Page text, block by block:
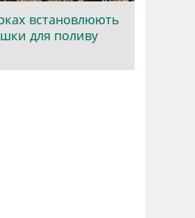
встановлюють
для поливу